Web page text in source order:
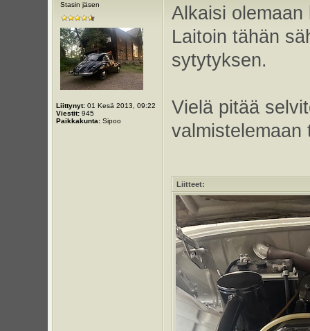
Stasin jäsen
Liittynyt:01 Kesä 2013, 09:22
Viestit:945
Paikkakunta:Sipoo
Alkaisi
Laitoin tähän
sytytyksen.
Vielä pitää
valmistelemaan
Liitteet: